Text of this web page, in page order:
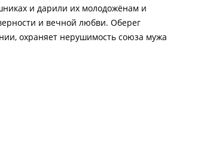
и дарили их молодожёнам и
и вечной любви. Оберег
охраняет нерушимость союза мужа